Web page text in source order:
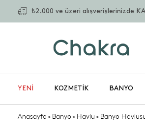
₺2.000 ve üzeri alışverişlerinizde
YENİ KOZMETIK BANYO
Anasayfa>Banyo>Havlu>Banyo